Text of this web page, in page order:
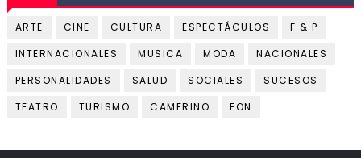
ARTE CINE CULTURA ESPECTÁCULOS
F & P
INTERNACIONALES
MUSICA MODA
NACIONALES
PERSONALIDADES
SALUD SOCIALES
SUCESOS
TEATRO
TURISMO CAMERINO FON